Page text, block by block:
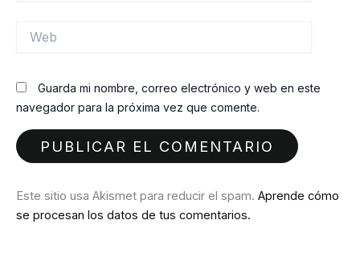
Guarda mi nombre, correo electrónico y web en este
navegador para la próxima vez que comente.
Este sitio usa Akismet para reducir el spam. Aprende cómo
se procesan los datos de tus comentarios.